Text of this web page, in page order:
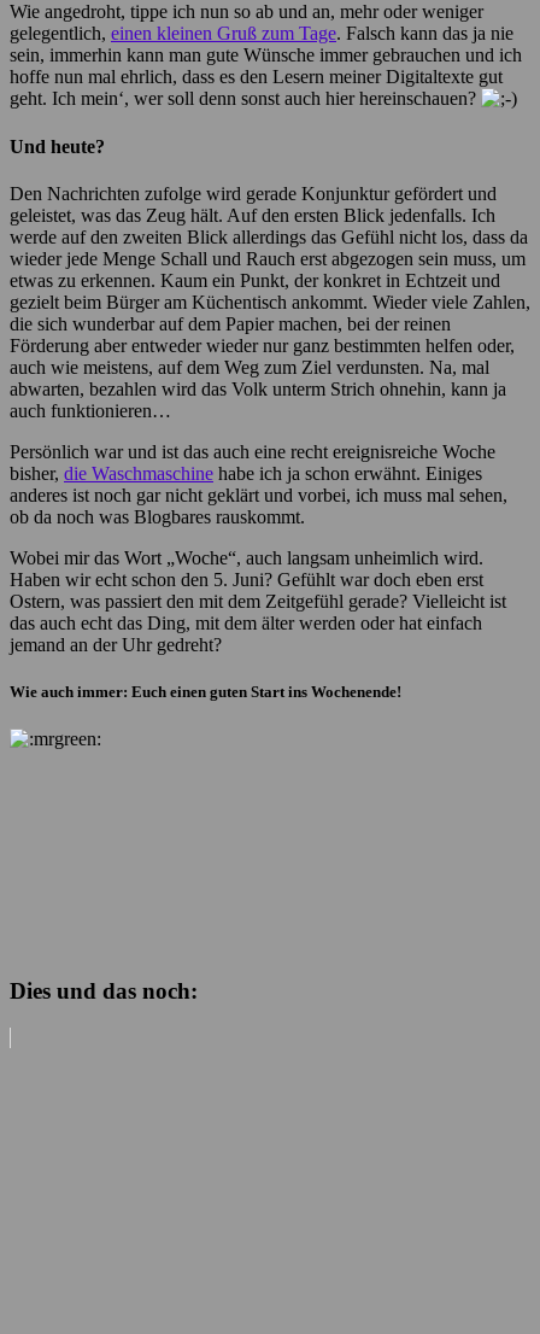
Wie angedroht, tippe ich nun so ab und an, mehr oder weniger
gelegentlich, einen kleinen Gruß zum Tage. Falsch kann das ja nie
sein, immerhin kann man gute Wünsche immer gebrauchen und ich
hoffe nun mal ehrlich, dass es den Lesern meiner Digitaltexte gut
geht. Ich mein‘, wer soll denn sonst auch hier hereinschauen?
Und heute?
Den Nachrichten zufolge wird gerade Konjunktur gefördert und
geleistet, was das Zeug hält. Auf den ersten Blick jedenfalls. Ich
werde auf den zweiten Blick allerdings das Gefühl nicht los, dass da
wieder jede Menge Schall und Rauch erst abgezogen sein muss, um
etwas zu erkennen. Kaum ein Punkt, der konkret in Echtzeit und
gezielt beim Bürger am Küchentisch ankommt. Wieder viele Zahlen,
die sich wunderbar auf dem Papier machen, bei der reinen
Förderung aber entweder wieder nur ganz bestimmten helfen oder,
auch wie meistens, auf dem Weg zum Ziel verdunsten. Na, mal
abwarten, bezahlen wird das Volk unterm Strich ohnehin, kann ja
auch funktionieren…
Persönlich war und ist das auch eine recht ereignisreiche Woche
bisher, die Waschmaschine habe ich ja schon erwähnt. Einiges
anderes ist noch gar nicht geklärt und vorbei, ich muss mal sehen,
ob da noch was Blogbares rauskommt.
Wobei mir das Wort „Woche“, auch langsam unheimlich wird.
Haben wir echt schon den 5. Juni? Gefühlt war doch eben erst
Ostern, was passiert den mit dem Zeitgefühl gerade? Vielleicht ist
das auch echt das Ding, mit dem älter werden oder hat einfach
jemand an der Uhr gedreht?
Wie auch immer: Euch einen guten Start ins Wochenende!
Dies und das noch: